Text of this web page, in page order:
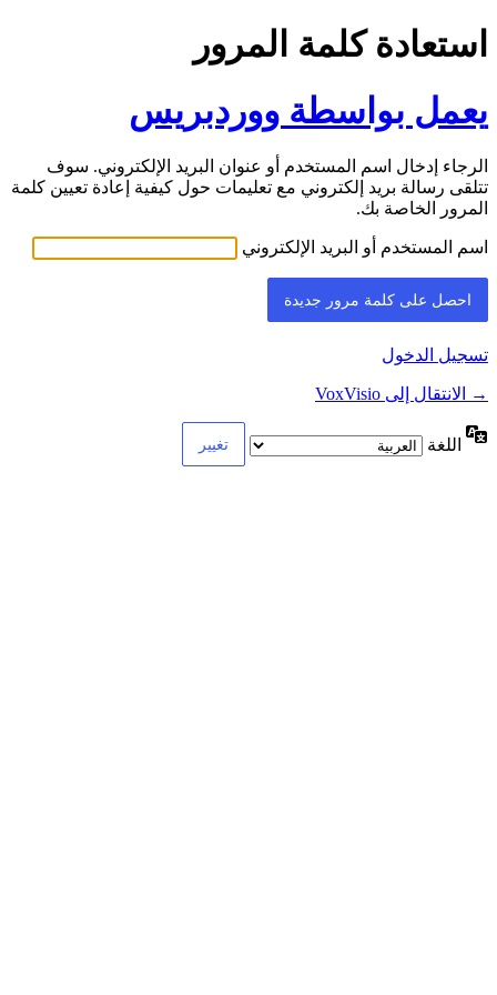
استعادة كلمة المرور
يعمل بواسطة ووردبريس
الرجاء إدخال اسم المستخدم أو عنوان البريد الإلكتروني. سوف
تتلقى رسالة بريد إلكتروني مع تعليمات حول كيفية إعادة تعيين كلمة
المرور الخاصة بك.
اسم المستخدم أو البريد الإلكتروني
تسجيل الدخول
→ الانتقال إلى VoxVisio
اللغة